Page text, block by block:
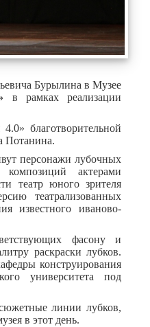
Бурылина в Музее
в рамках реализации
благотворительной
Потанина.
персонажи лубочных
композиций актерами
театр юного зрителя
театрализованных
известного иваново-
фасону и
раскраски лубков.
конструирования
университета под
линии лубков,
в этот день.